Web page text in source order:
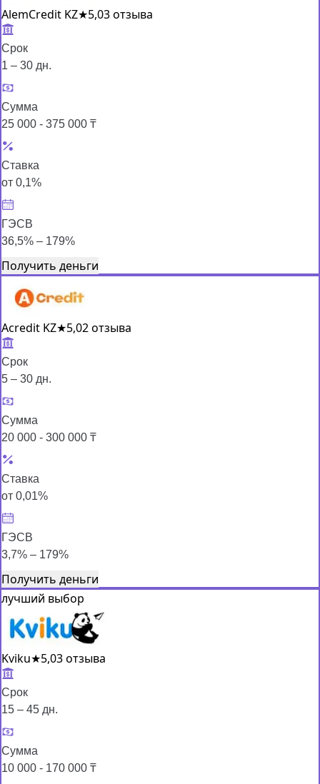
AlemCredit KZ★5,03 отзыва
Срок
1 – 30 дн.
Сумма
25 000 - 375 000 ₸
Ставка
от 0,1%
ГЭСВ
36,5% – 179%
Получить деньги
Acredit KZ★5,02 отзыва
Срок
5 – 30 дн.
Сумма
20 000 - 300 000 ₸
Ставка
от 0,01%
ГЭСВ
3,7% – 179%
Получить деньги
лучший выбор
Kviku★5,03 отзыва
Срок
15 – 45 дн.
Сумма
10 000 - 170 000 ₸